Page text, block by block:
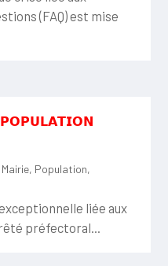
(FAQ) est mise
Mairie, Population,
liée aux
préfectoral...